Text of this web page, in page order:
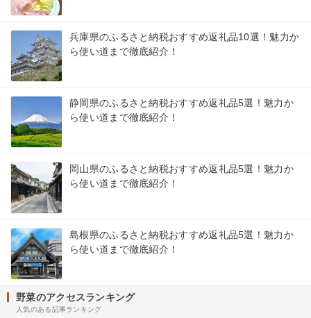
兵庫県のふるさと納税おすすめ返礼品10選！魅力か
ら使い道まで徹底紹介！
静岡県のふるさと納税おすすめ返礼品5選！魅力か
ら使い道まで徹底紹介！
岡山県のふるさと納税おすすめ返礼品5選！魅力か
ら使い道まで徹底紹介！
島根県のふるさと納税おすすめ返礼品5選！魅力か
ら使い道まで徹底紹介！
野菜のアクセスランキング
人気のある記事ランキング